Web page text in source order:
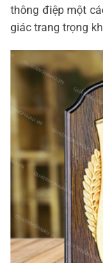
thông điệp một
giác trang trọng